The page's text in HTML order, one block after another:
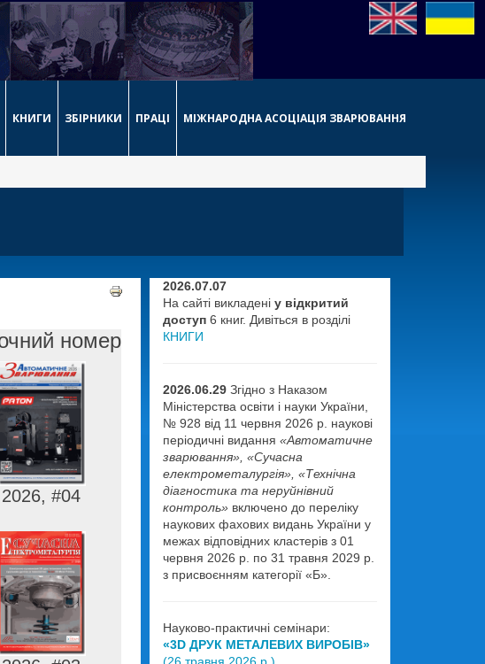
КНИГИ ЗБІРНИКИ ПРАЦІ МІЖНАРОДНА АСОЦІАЦІЯ ЗВАРЮВАННЯ
номер
2026, #04
2026.07.07
На сайті викладені у відкритий
доступ6 книг. Дивіться в розділі
КНИГИ
2026.06.29Згідно з Наказом
Міністерства освіти і науки України,
№ 928 від 11 червня 2026 р. наукові
періодичні видання «Автоматичне
зварювання», «Сучасна
електрометалургія», «Технічна
діагностика та неруйнівний
контроль»включено до переліку
наукових фахових видань України у
межах відповідних кластерів з 01
червня 2026 р. по 31 травня 2029 р.
з присвоєнням категорії «Б».
Науково-практичні семінари:
«3D ДРУК МЕТАЛЕВИХ ВИРОБІВ»